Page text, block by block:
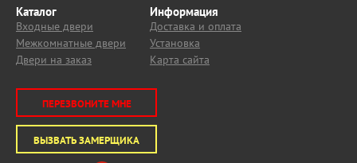
Каталог
Входные двери
Межкомнатные двери
Двери на заказ
Информация
Доставка и оплата
Установка
Карта сайта
ПЕРЕЗВОНИТЕ МНЕ
ВЫЗВАТЬ ЗАМЕРЩИКА